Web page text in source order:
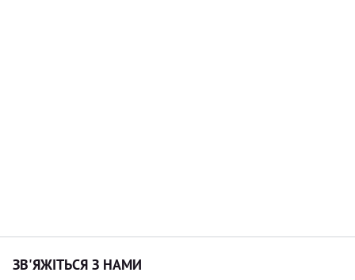
ЗВ'ЯЖІТЬСЯ З НАМИ